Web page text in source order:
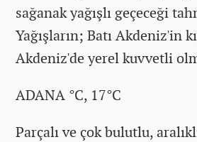
sağanak yağışlı geçeceği
Yağışların; Batı Akdeniz'in
Akdeniz'de yerel kuvvetli
ADANA °C, 17°C
Parçalı ve çok bulutlu,